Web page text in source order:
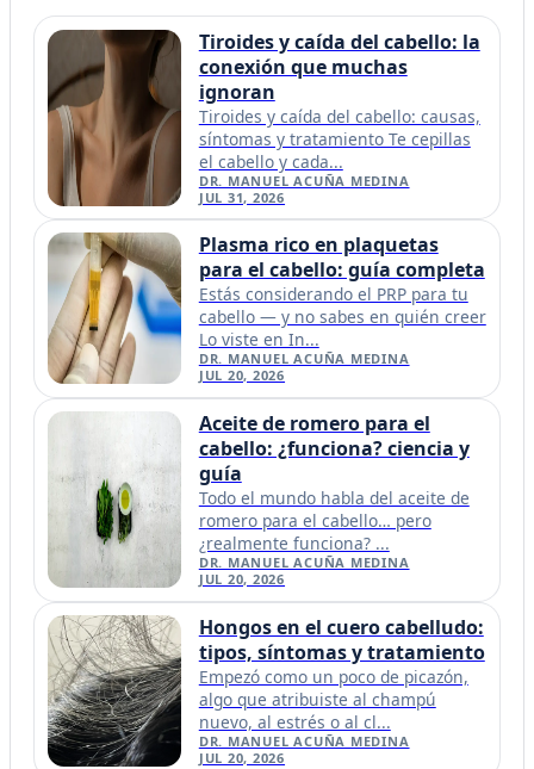
Tiroides y caída del cabello: la
conexión que muchas
ignoran
Tiroides y caída del cabello: causas,
síntomas y tratamiento Te cepillas
el cabello y cada...
DR. MANUEL ACUÑA MEDINA
JUL 31, 2026
Plasma rico en plaquetas
para el cabello: guía completa
Estás considerando el PRP para tu
cabello — y no sabes en quién creer
Lo viste en In...
DR. MANUEL ACUÑA MEDINA
JUL 20, 2026
Aceite de romero para el
cabello: ¿funciona? ciencia y
guía
Todo el mundo habla del aceite de
romero para el cabello… pero
¿realmente funciona? ...
DR. MANUEL ACUÑA MEDINA
JUL 20, 2026
Hongos en el cuero cabelludo:
tipos, síntomas y tratamiento
Empezó como un poco de picazón,
algo que atribuiste al champú
nuevo, al estrés o al cl...
DR. MANUEL ACUÑA MEDINA
JUL 20, 2026